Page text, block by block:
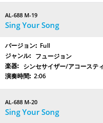
AL-688 M-19
Sing Your Song
Full
フュージョン
シンセサイザー/アコーステ
2:06
AL-688 M-20
Sing Your Song